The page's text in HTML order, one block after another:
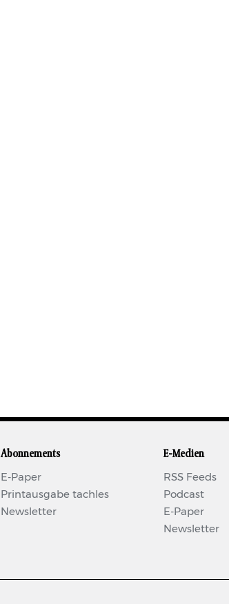
Abonnements
E-Paper
Printausgabe tachles
Newsletter
E-Medien
RSS Feeds
Podcast
E-Paper
Newsletter